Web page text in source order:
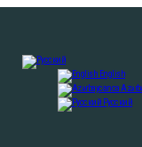
English
Русский